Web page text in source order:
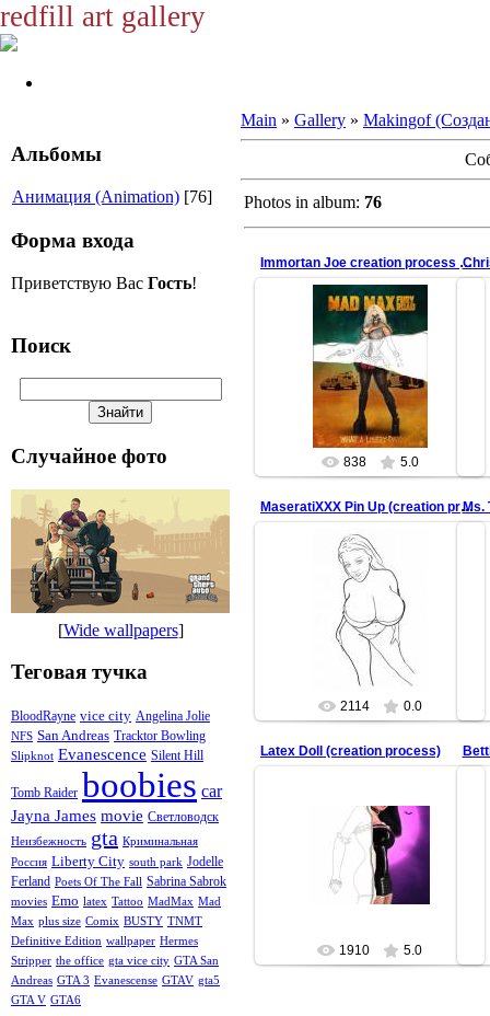
redfill art gallery
Альбомы
Анимация (Animation) [76]
Форма входа
Приветствую Вас Гость!
Поиск
Случайное фото
[Wide wallpapers]
Теговая тучка
BloodRayne vice city Angelina Jolie
NFS San Andreas Tracktor Bowling
Slipknot Evanescence Silent Hill
Tomb Raider boobies car
Jayna James movie Светловодск
Неизбежность gta Криминальная
Россия Liberty City south park Jodelle
Ferland Poets Of The Fall Sabrina Sabrok
movies Emo latex Tattoo MadMax Mad
Max plus size Comix BUSTY TNMT
Definitive Edition wallpaper Hermes
Stripper the office gta vice city GTA San
Andreas GTA 3 Evanescense GTAV gta5
GTA V GTA6
Main » Gallery » Makingof
Photos in album: 76
Immortan Joe creation process animation
15.11.2015
female version, mad max fury road
redfill
838 5.0
MaseratiXXX Pin Up (creation process)
11.04.2013
redfill
2114 0.0
Ms.
Latex Doll (creation process)
10.10.2011
http://picsfordesign.com/catalogue/
http://picsfordesign.com/catalogue/
1910 5.0